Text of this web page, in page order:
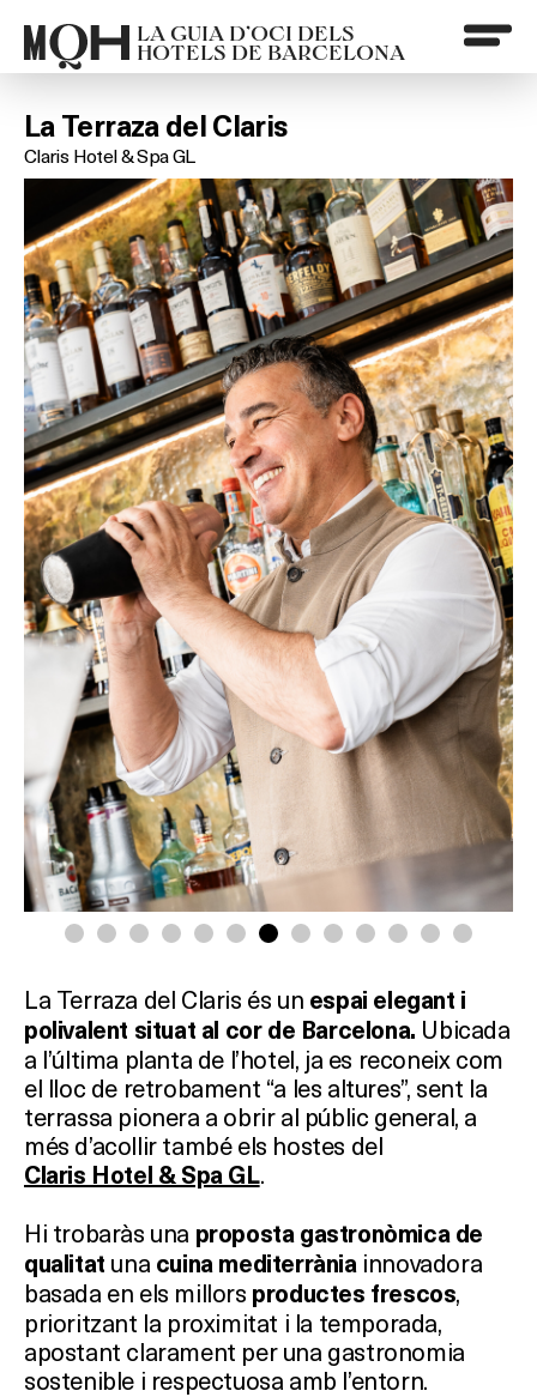
LA GUIA D’OCI DELS
HOTELS DE BARCELONA
La Terraza del Claris
Claris Hotel & Spa GL
La Terraza del Claris és un espai elegant i
polivalent situat al cor de Barcelona. Ubicada
a l’última planta de l’hotel, ja es reconeix com
el lloc de retrobament “a les altures”, sent la
terrassa pionera a obrir al públic general, a
més d’acollir també els hostes del
Claris Hotel & Spa GL.
Hi trobaràs una proposta gastronòmica de
qualitat una cuina mediterrània innovadora
basada en els millors productes frescos,
prioritzant la proximitat i la temporada,
apostant clarament per una gastronomia
sostenible i respectuosa amb l’entorn.